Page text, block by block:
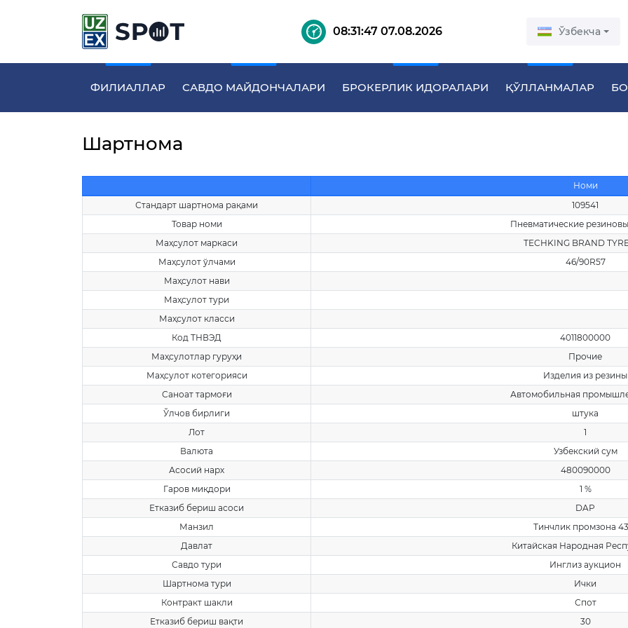
08:31:47 07.08.2026 Ўзбекча
ФИЛИАЛЛАР САВДО МАЙДОНЧАЛАРИ БРОКЕРЛИК ИДОРАЛАРИ ҚЎЛЛАНМАЛАР
Шартнома
Номи
Стандарт шартнома рақами
109541
Товар номи
Пневматические
Маҳсулот маркаси
TECHKING BRAND
Маҳсулот ўлчами
46/90R57
Маҳсулот нави
Маҳсулот тури
Маҳсулот класси
Код ТНВЭД
4011800000
Маҳсулотлар гуруҳи
Прочие
Маҳсулот котегорияси
Изделия из резины
Саноат тармоғи
Автомобильная
Ўлчов бирлиги
штука
Лот
1
Валюта
Узбекский сум
Асосий нарх
480090000
Гаров миқдори
1 %
Етказиб бериш асоси
DAP
Манзил
Тинчлик промзона
Давлат
Китайская Народная
Савдо тури
Инглиз аукцион
Шартнома тури
Ички
Контракт шакли
Спот
Етказиб бериш вақти
30